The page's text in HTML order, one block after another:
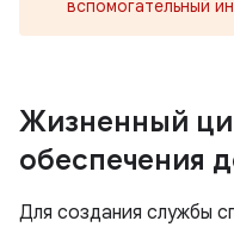
вспомогательный
Жизненный
обеспечения
Для создания службы